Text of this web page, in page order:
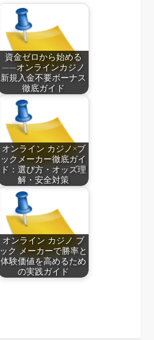
資金ゼロから始める
——オンラインカジノ
新規入金不要ボーナス
徹底ガイド
オンライン カジノ×ブ
ックメーカー徹底ガイ
ド：選び方・オッズ理
解・安全対策
オンライン カジノ ブ
ック メーカーで勝率と
体験価値を高めるため
の実践ガイド